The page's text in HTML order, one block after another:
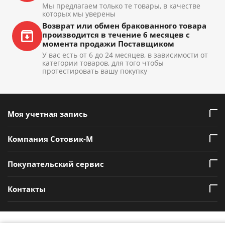
Мы предлагаем только те товары, в качестве
которых мы уверены
Возврат или обмен бракованного товара
производится в течение 6 месяцев с
момента продажи Поставщиком
У вас есть от 6 до 24 месяцев, в зависимости от
категории товаров, для того чтобы
протестировать вашу покупку
Моя учетная запись
Компания Сотовик-М
Покупательский сервис
Контакты